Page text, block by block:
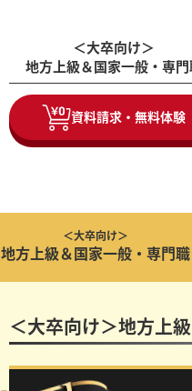
＜大卒向け＞
地方上級＆国家一般・専
資料請求・無料体験
＜大卒向け＞
地方上級＆国家一般・専門職
＜大卒向け＞地方上